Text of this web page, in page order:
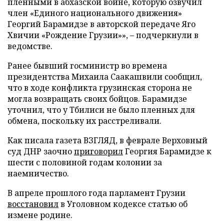
член «Единого национального движения»
Георгий Барамидзе в авторской передаче Яго
Хвичии «Рождение Грузии»», – подчеркнули в
ведомстве.
Ранее бывший госминистр во времена
президентства Михаила Саакашвили сообщил,
что в ходе конфликта грузинская сторона не
могла возвращать своих бойцов. Барамидзе
уточнил, что у Тбилиси не было пленных для
обмена, поскольку их расстреливали.
Как писала газета ВЗГЛЯД, в феврале Верховный
суд ДНР заочноприговорилГеоргия Барамидзе к
шести с половиной годам колонии за
наемничество.
В апреле прошлого года парламент Грузии
восстановилв Уголовном кодексе статью об
измене родине.